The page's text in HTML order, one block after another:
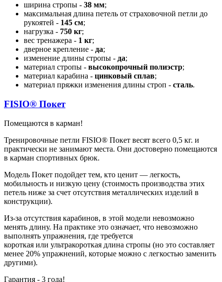
ширина стропы - 38 мм;
максимальная длина петель от страховочной петли до
рукоятей - 145 см;
нагрузка - 750 кг;
вес тренажера - 1 кг;
дверное крепление - да;
изменение длины стропы - да;
материал стропы - высокопрочный полиэстр;
материал карабина - цинковый сплав;
материал пряжки изменения длины строп - сталь.
FISIO® Покет
Помещаются в карман!
Тренировочные петли FISIO® Покет весят всего 0,5 кг. и
практически не занимают места. Они достоверно помещаются
в карман спортивных брюк.
Модель Покет подойдет тем, кто ценит — легкость,
мобильность и низкую цену (стоимость производства этих
петель ниже за счет отсутствия металлических изделий в
конструкции).
Из-за отсутствия карабинов, в этой модели невозможно
менять длину. На практике это означает, что невозможно
выполнять упражнения, где требуется
короткая или ультракороткая длина стропы (но это составляет
менее 20% упражнений, которые можно с легкостью заменить
другими).
Гарантия - 3 года!